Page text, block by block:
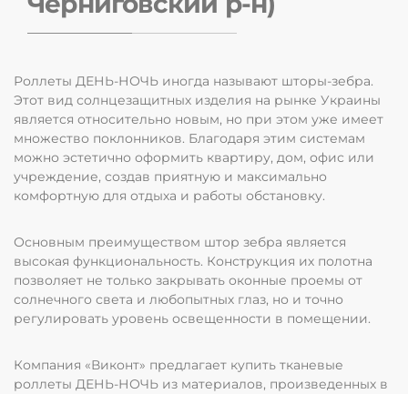
Роллеты ДЕНЬ-НОЧЬ иногда называют шторы-зебра.
Этот вид солнцезащитных изделия на рынке Украины
является относительно новым, но при этом уже имеет
множество поклонников. Благодаря этим системам
можно эстетично оформить квартиру, дом, офис или
учреждение, создав приятную и максимально
комфортную для отдыха и работы обстановку.
Основным преимуществом штор зебра является
высокая функциональность. Конструкция их полотна
позволяет не только закрывать оконные проемы от
солнечного света и любопытных глаз, но и точно
регулировать уровень освещенности в помещении.
Компания «Виконт» предлагает купить тканевые
роллеты ДЕНЬ-НОЧЬ из материалов, произведенных в